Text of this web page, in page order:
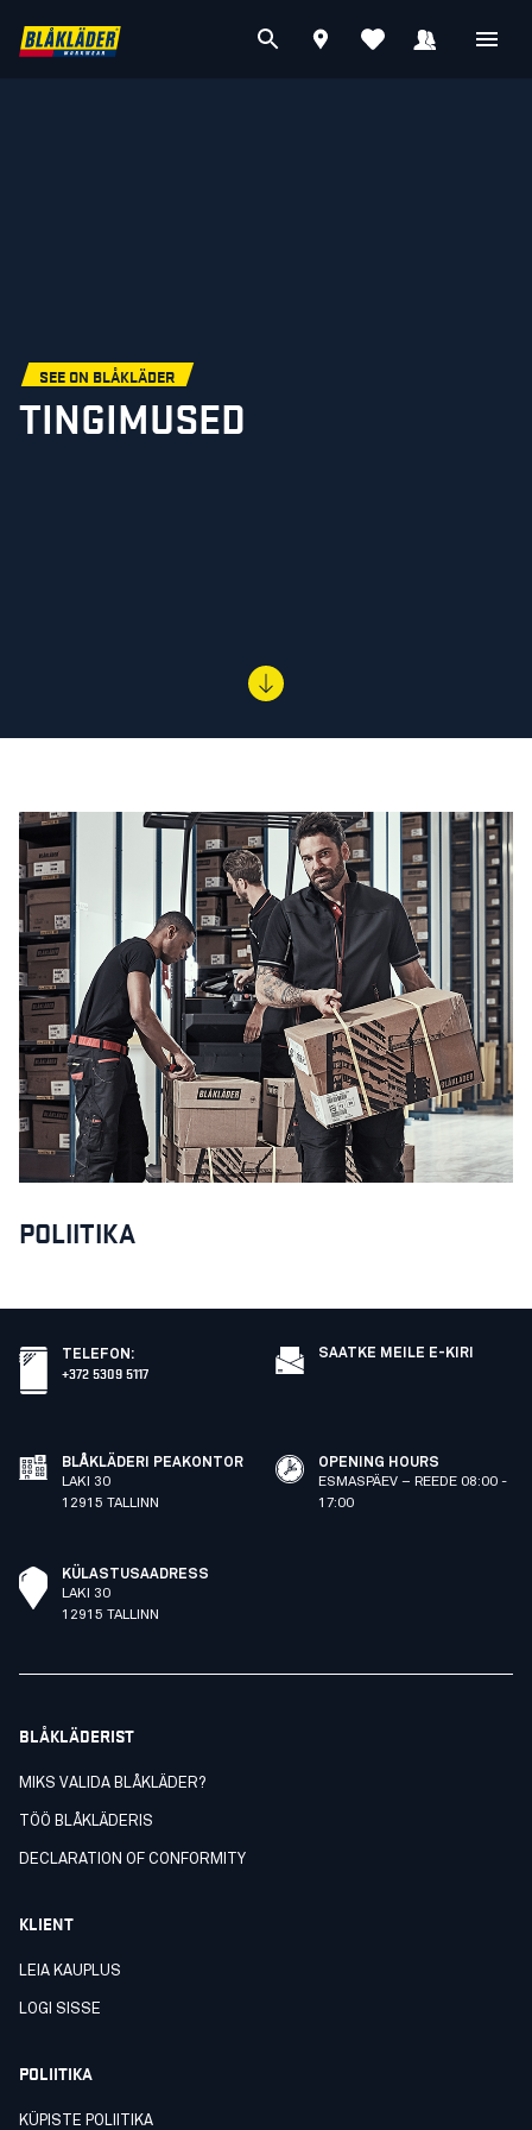
SEE ON BLÅKLÄDER
TINGIMUSED
POLIITIKA
TELEFON :
+372 5309 5117
SAATKE MEILE E-KIRI
BLÅKLÄDERI PEAKONTOR
LAKI 30
12915 TALLINN
OPENING HOURS
ESMASPÄEV – REEDE 08:00 -
17:00
KÜLASTUSAADRESS
LAKI 30
12915 TALLINN
BLÅKLÄDERIST
MIKS VALIDA BLÅKLÄDER?
TÖÖ BLÅKLÄDERIS
DECLARATION OF CONFORMITY
KLIENT
LEIA KAUPLUS
LOGI SISSE
POLIITIKA
KÜPISTE POLIITIKA